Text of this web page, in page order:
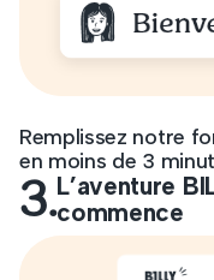
Remplissez notre
en moins de 3
3.L’aventure
commence